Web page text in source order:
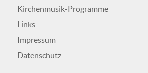
Kirchenmusik-Programme
Links
Impressum
Datenschutz